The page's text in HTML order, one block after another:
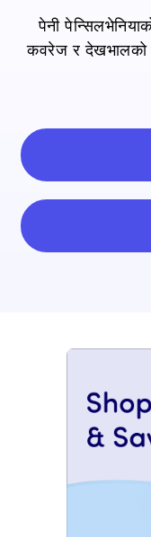
पेनी
कवरेज र देखभालको